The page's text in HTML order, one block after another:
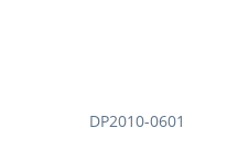
DP2010-0601